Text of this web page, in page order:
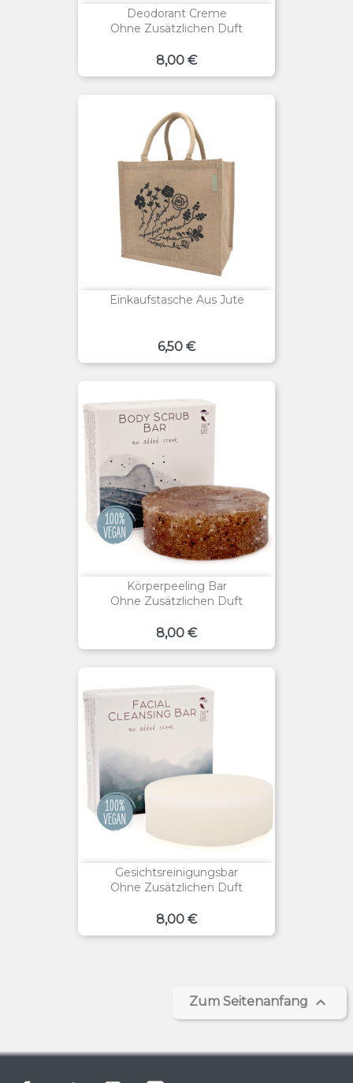
Deodorant Creme
Ohne Zusätzlichen Duft
Preis
8,00 €
Einkaufstasche Aus Jute
Preis
6,50 €
Körperpeeling Bar
Ohne Zusätzlichen Duft
Preis
8,00 €
Gesichtsreinigungsbar
Ohne Zusätzlichen Duft
Preis
8,00 €
Zum Seitenanfang 